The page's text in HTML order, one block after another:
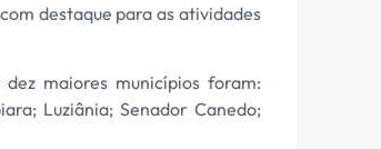
destaque para as atividades
maiores municípios foram:
Luziânia; Senador Canedo;